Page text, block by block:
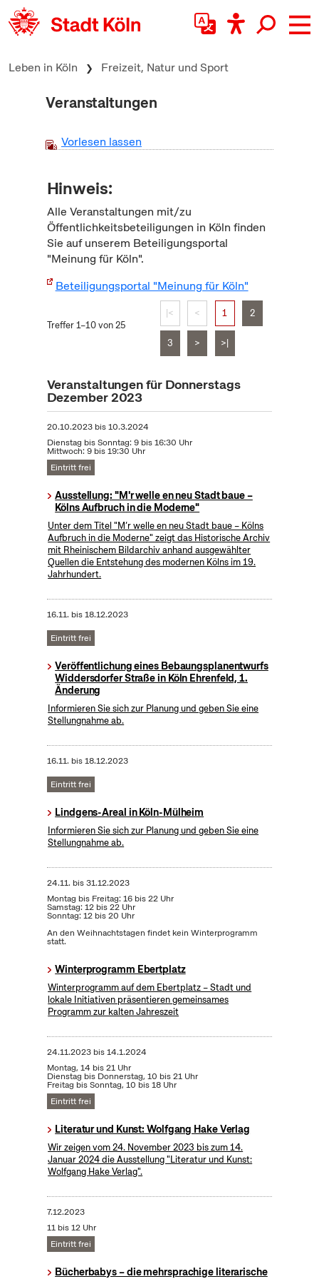
zum Inhalt springen
Leben in Köln Freizeit, Natur und Sport
Veranstaltungen
Vorlesen lassen
Hinweis:
Alle Veranstaltungen mit/zu
Öffentlichkeitsbeteiligungen in Köln finden
Sie auf unserem Beteiligungsportal
"Meinung für Köln".
Beteiligungsportal "Meinung für Köln"
Treffer 1–10 von 25
|< < 1 2
3 > >|
Veranstaltungen für Donnerstags
Dezember 2023
20.10.2023bis10.3.2024
Dienstag bis Sonntag: 9 bis 16:30 Uhr
Mittwoch: 9 bis 19:30 Uhr
Eintritt frei
Ausstellung: "M'r welle en neu Stadt baue –
Kölns Aufbruch in die Moderne"
Unter dem Titel "M’r welle en neu Stadt baue – Kölns
Aufbruch in die Moderne" zeigt das Historische Archiv
mit Rheinischem Bildarchiv anhand ausgewählter
Quellen die Entstehung des modernen Kölns im 19.
Jahrhundert.
16.11. bis18.12.2023
Eintritt frei
Veröffentlichung eines Bebaungsplanentwurfs
Widdersdorfer Straße in Köln Ehrenfeld, 1.
Änderung
Informieren Sie sich zur Planung und geben Sie eine
Stellungnahme ab.
16.11. bis18.12.2023
Eintritt frei
Lindgens-Areal in Köln-Mülheim
Informieren Sie sich zur Planung und geben Sie eine
Stellungnahme ab.
24.11. bis31.12.2023
Montag bis Freitag: 16 bis 22 Uhr
Samstag: 12 bis 22 Uhr
Sonntag: 12 bis 20 Uhr
An den Weihnachtstagen findet kein Winterprogramm
statt.
Winterprogramm Ebertplatz
Winterprogramm auf dem Ebertplatz – Stadt und
lokale Initiativen präsentieren gemeinsames
Programm zur kalten Jahreszeit
24.11.2023bis14.1.2024
Montag, 14 bis 21 Uhr
Dienstag bis Donnerstag, 10 bis 21 Uhr
Freitag bis Sonntag, 10 bis 18 Uhr
Eintritt frei
Literatur und Kunst: Wolfgang Hake Verlag
Wir zeigen vom 24. November 2023 bis zum 14.
Januar 2024 die Ausstellung "Literatur und Kunst:
Wolfgang Hake Verlag".
7.12.2023
11 bis 12 Uhr
Eintritt frei
Bücherbabys – die mehrsprachige literarische